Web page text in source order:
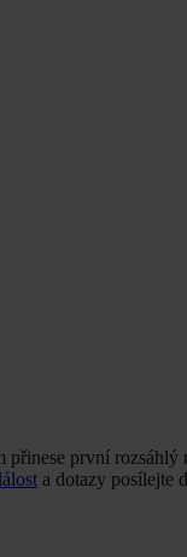
první
a dotazy posílejte